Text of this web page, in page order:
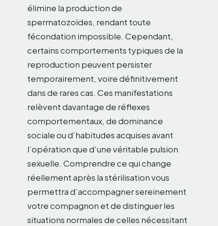
élimine la production de
spermatozoïdes, rendant toute
fécondation impossible. Cependant,
certains comportements typiques de la
reproduction peuvent persister
temporairement, voire définitivement
dans de rares cas. Ces manifestations
relèvent davantage de réflexes
comportementaux, de dominance
sociale ou d’habitudes acquises avant
l’opération que d’une véritable pulsion
sexuelle. Comprendre ce qui change
réellement après la stérilisation vous
permettra d’accompagner sereinement
votre compagnon et de distinguer les
situations normales de celles nécessitant